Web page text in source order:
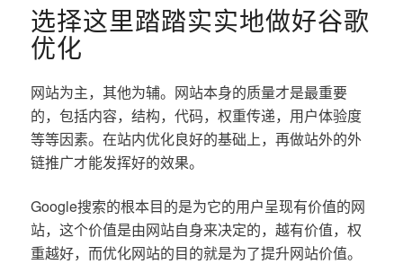
选择这里踏踏实实地做好谷歌
优化
网站为主，其他为辅。网站本身的质量才是最重要
的，包括内容，结构，代码，权重传递，用户体验度
等等因素。在站内优化良好的基础上，再做站外的外
链推广才能发挥好的效果。
Google搜索的根本目的是为它的用户呈现有价值的网
站，这个价值是由网站自身来决定的，越有价值，权
重越好，而优化网站的目的就是为了提升网站价值。